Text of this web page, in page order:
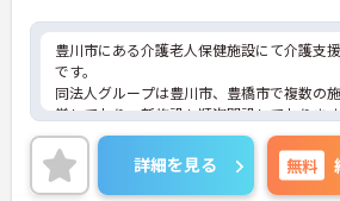
豊川市にある介護老人保健施設にて介護支
です。
同法人グループは豊川市、豊橋市で複数の
営しており、新施設も順次開設しておりま
賞与も例年、基本給の4ヶ月分が支給されて
社員が頑張った分はしっかりと還元して頂
また、施設間の強制的な異動は原則ござい
詳細を見る 無料